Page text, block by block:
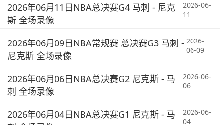
2026年06月11日NBA总决赛G4 马刺 - 尼克
斯 全场录像
2026-06-
11
2026年06月09日NBA常规赛 总决赛G3 马刺 -
尼克斯 全场录像
2026-
06-09
2026年06月06日NBA总决赛G2 尼克斯 - 马
刺 全场录像
2026-06-
06
2026年06月04日NBA总决赛G1 尼克斯 - 马
2026-06-
04